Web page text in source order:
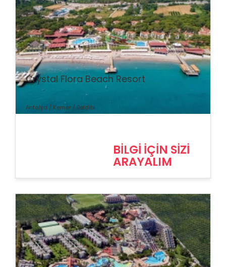
% İndirim
Crystal Flora Beach Resort
Antalya / Kemer / Beldibi
BİLGİ İÇİN SİZİ
ARAYALIM